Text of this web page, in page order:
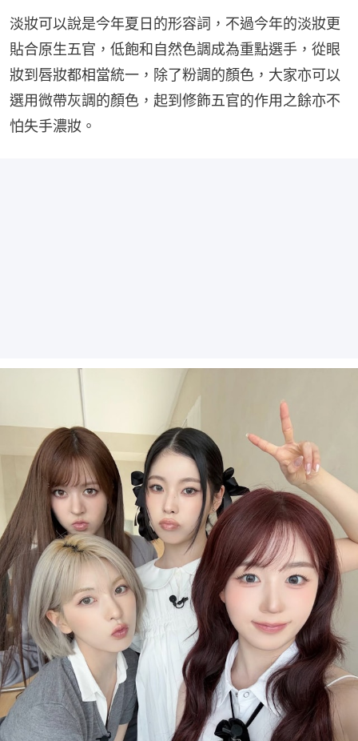
淡妝可以說是今年夏日的形容詞，不過今年的淡妝更
貼合原生五官，低飽和自然色調成為重點選手，從眼
妝到唇妝都相當統一，除了粉調的顏色，大家亦可以
選用微帶灰調的顏色，起到修飾五官的作用之餘亦不
怕失手濃妝。